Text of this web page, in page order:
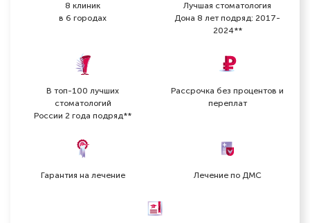
8 клиник
в 6 городах
Лучшая стоматология
Дона 8 лет подряд: 2017-
2024**
В топ-100 лучших
стоматологий
России 2 года подряд**
Рассрочка без процентов и
переплат
Гарантия на лечение Лечение по ДМС